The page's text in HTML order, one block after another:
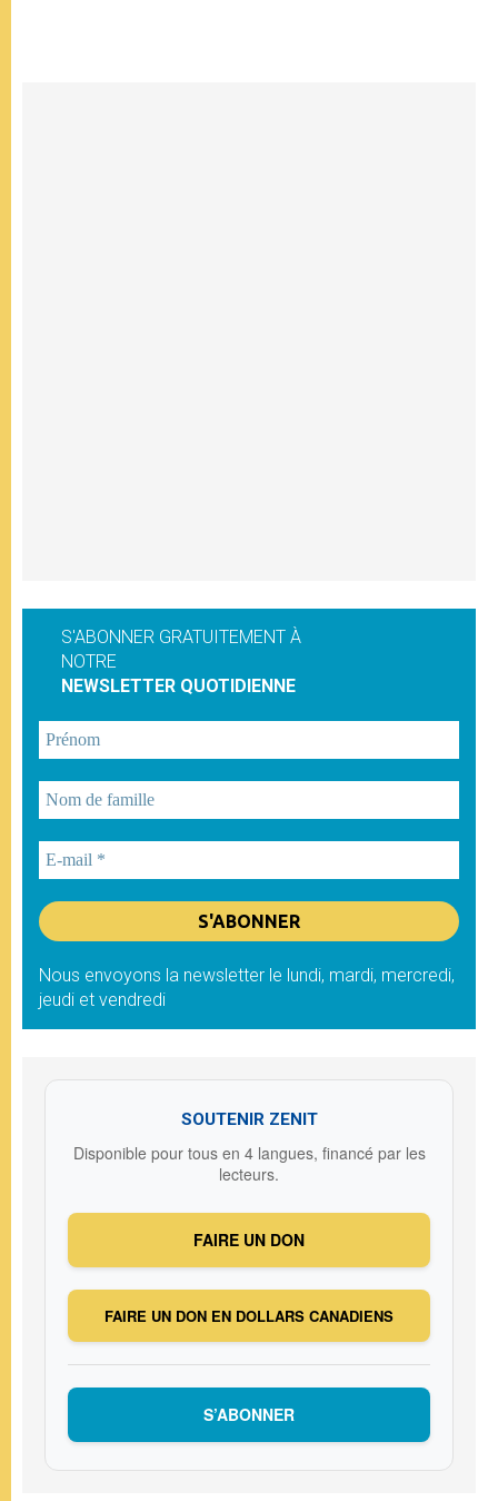
S'ABONNER GRATUITEMENT À
NOTRE
NEWSLETTER QUOTIDIENNE
Nous envoyons la newsletter le lundi, mardi, mercredi,
jeudi et vendredi
SOUTENIR ZENIT
Disponible pour tous en 4 langues, financé par les
lecteurs.
FAIRE UN DON
FAIRE UN DON EN DOLLARS CANADIENS
S’ABONNER